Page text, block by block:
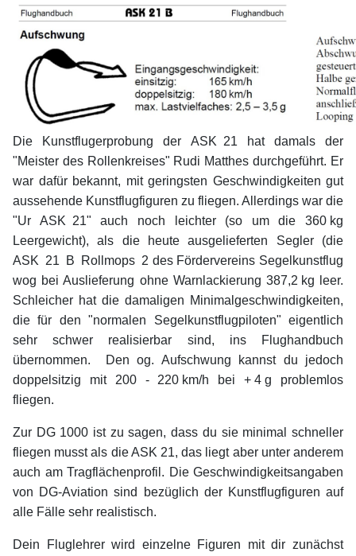
Die Kunstflugerprobung der ASK 21 hat damals der
"Meister des Rollenkreises" Rudi Matthes durchgeführt. Er
war dafür bekannt, mit geringsten Geschwindigkeiten gut
aussehende Kunstflugfiguren zu fliegen. Allerdings war die
"Ur ASK 21" auch noch leichter (so um die 360 kg
Leergewicht), als die heute ausgelieferten Segler (die
ASK 21 B Rollmops 2 des Fördervereins Segelkunstflug
wog bei Auslieferung ohne Warnlackierung 387,2 kg leer.
Schleicher hat die damaligen Minimalgeschwindigkeiten,
die für den "normalen Segelkunstflugpiloten" eigentlich
sehr schwer realisierbar sind, ins Flughandbuch
übernommen. Den og. Aufschwung kannst du jedoch
doppelsitzig mit 200 - 220 km/h bei + .4 .g problemlos
fliegen.
Zur DG 1000 ist zu sagen, dass du sie minimal schneller
fliegen musst als die ASK 21, das liegt aber unter anderem
auch am Tragflächenprofil. Die Geschwindigkeitsangaben
von DG-Aviation sind bezüglich der Kunstflugfiguren auf
alle Fälle sehr realistisch.
Dein Fluglehrer wird einzelne Figuren mit dir zunächst